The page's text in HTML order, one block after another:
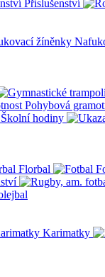
Příslušenství
Pohybová
Školní hodiny
Florbal
Karimatky